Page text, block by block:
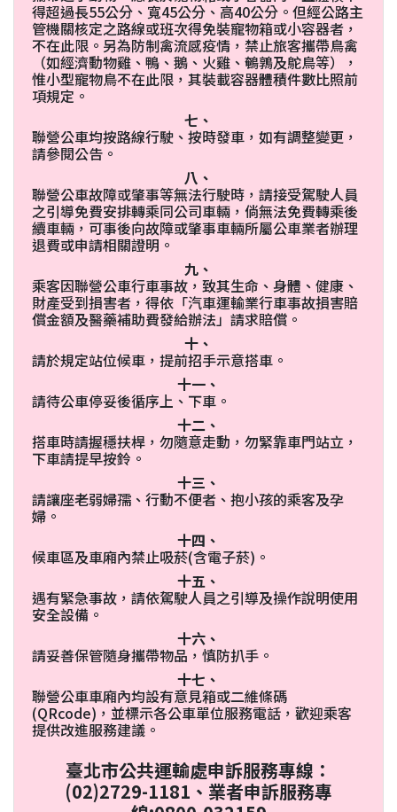
得超過長55公分、寬45公分、高40公分。但經公路主
管機關核定之路線或班次得免裝寵物箱或小容器者，
不在此限。另為防制禽流感疫情，禁止旅客攜帶鳥禽
（如經濟動物雞、鴨、鵝、火雞、鵪鶉及鴕鳥等），
惟小型寵物鳥不在此限，其裝載容器體積件數比照前
項規定。
七、
聯營公車均按路線行駛、按時發車，如有調整變更，
請參閱公告。
八、
聯營公車故障或肇事等無法行駛時，請接受駕駛人員
之引導免費安排轉乘同公司車輛，倘無法免費轉乘後
續車輛，可事後向故障或肇事車輛所屬公車業者辦理
退費或申請相關證明。
九、
乘客因聯營公車行車事故，致其生命、身體、健康、
財產受到損害者，得依「汽車運輸業行車事故損害賠
償金額及醫藥補助費發給辦法」請求賠償。
十、
請於規定站位候車，提前招手示意搭車。
十一、
請待公車停妥後循序上、下車。
十二、
搭車時請握穩扶桿，勿隨意走動，勿緊靠車門站立，
下車請提早按鈴。
十三、
請讓座老弱婦孺、行動不便者、抱小孩的乘客及孕
婦。
十四、
候車區及車廂內禁止吸菸(含電子菸)。
十五、
遇有緊急事故，請依駕駛人員之引導及操作說明使用
安全設備。
十六、
請妥善保管隨身攜帶物品，慎防扒手。
十七、
聯營公車車廂內均設有意見箱或二維條碼
(QRcode)，並標示各公車單位服務電話，歡迎乘客
提供改進服務建議。
臺北市公共運輸處申訴服務專線：
(02)2729-1181、業者申訴服務專